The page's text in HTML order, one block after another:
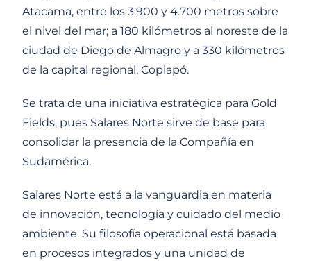
Atacama, entre los 3.900 y 4.700 metros sobre
el nivel del mar; a 180 kilómetros al noreste de la
ciudad de Diego de Almagro y a 330 kilómetros
de la capital regional, Copiapó.
Se trata de una iniciativa estratégica para Gold
Fields, pues Salares Norte sirve de base para
consolidar la presencia de la Compañía en
Sudamérica.
Salares Norte está a la vanguardia en materia
de innovación, tecnología y cuidado del medio
ambiente. Su filosofía operacional está basada
en procesos integrados y una unidad de